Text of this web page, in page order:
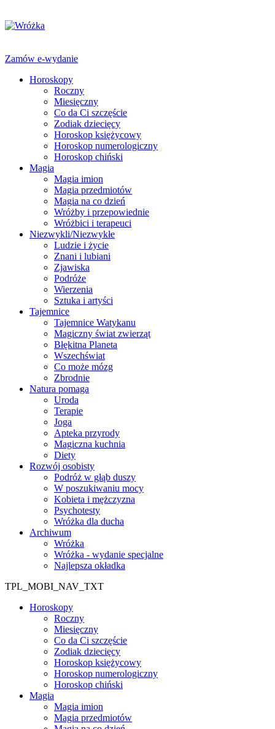
Zamów e-wydanie
Horoskopy
Roczny
Miesięczny
Co da Ci szczęście
Zodiak dziecięcy
Horoskop księżycowy
Horoskop numerologiczny
Horoskop chiński
Magia
Magia imion
Magia przedmiotów
Magia na co dzień
Wróżby i przepowiednie
Wróżbici i terapeuci
Niezwykli/Niezwykłe
Ludzie i życie
Znani i lubiani
Zjawiska
Podróże
Wierzenia
Sztuka i artyści
Tajemnice
Tajemnice Watykanu
Magiczny świat zwierząt
Błękitna Planeta
Wszechświat
Co może mózg
Zbrodnie
Natura pomaga
Uroda
Terapie
Joga
Apteka przyrody
Magiczna kuchnia
Diety
Rozwój osobisty
Podróż w głąb duszy
W poszukiwaniu mocy
Kobieta i mężczyzna
Psychotesty
Wróżka dla ducha
Archiwum
Wróżka
Wróżka - wydanie specjalne
Najlepsza okładka
TPL_MOBI_NAV_TXT
Horoskopy
Roczny
Miesięczny
Co da Ci szczęście
Zodiak dziecięcy
Horoskop księżycowy
Horoskop numerologiczny
Horoskop chiński
Magia
Magia imion
Magia przedmiotów